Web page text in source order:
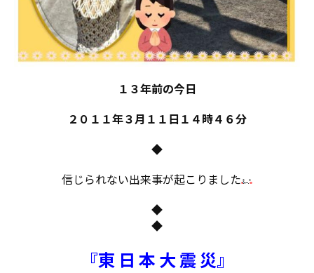
１３年前の今日
２０１１年３月１１日１４時４６分
◆
信じられない出来事が起こりました
◆
◆
『東 日 本 大 震 災』